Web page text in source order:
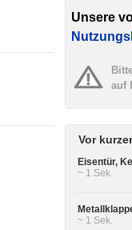
Unsere
auf
Vor
Eisentür,
~ 1 Sek.
~ 1 Sek.